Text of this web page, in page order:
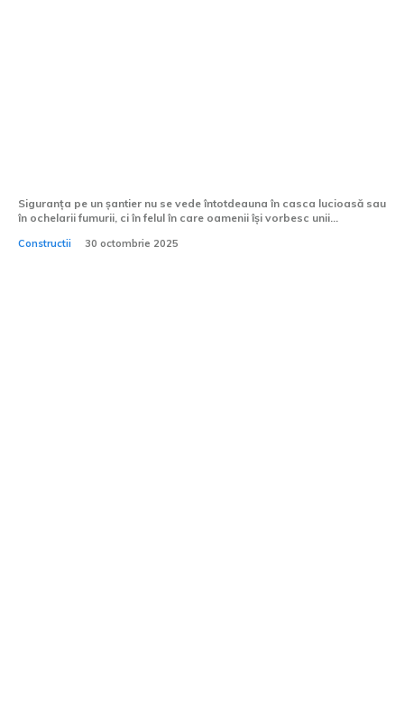
Siguranța pe un șantier nu se vede întotdeauna în casca lucioasă sau
în ochelarii fumurii, ci în felul în care oamenii își vorbesc unii...
Constructii 30 octombrie 2025